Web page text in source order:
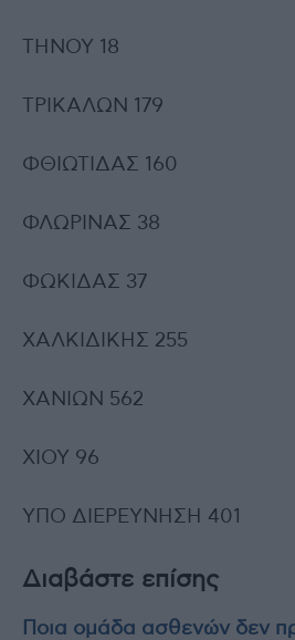
ΤΗΝΟΥ 18
ΤΡΙΚΑΛΩΝ 179
ΦΘΙΩΤΙΔΑΣ 160
ΦΛΩΡΙΝΑΣ 38
ΦΩΚΙΔΑΣ 37
ΧΑΛΚΙΔΙΚΗΣ 255
ΧΑΝΙΩΝ 562
ΧΙΟΥ 96
ΥΠΟ ΔΙΕΡΕΥΝΗΣΗ 401
Διαβάστε επίσης
Ποια ομάδα ασθενών δεν